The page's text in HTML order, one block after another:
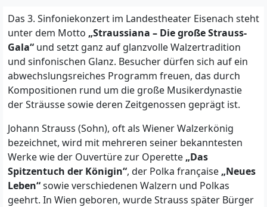
Das 3. Sinfoniekonzert im Landestheater Eisenach steht
unter dem Motto „Straussiana – Die große Strauss-
Gala“ und setzt ganz auf glanzvolle Walzertradition
und sinfonischen Glanz. Besucher dürfen sich auf ein
abwechslungsreiches Programm freuen, das durch
Kompositionen rund um die große Musikerdynastie
der Sträusse sowie deren Zeitgenossen geprägt ist.
Johann Strauss (Sohn), oft als Wiener Walzerkönig
bezeichnet, wird mit mehreren seiner bekanntesten
Werke wie der Ouvertüre zur Operette „Das
Spitzentuch der Königin“, der Polka française „Neues
Leben“sowie verschiedenen Walzern und Polkas
geehrt. In Wien geboren, wurde Strauss später Bürger